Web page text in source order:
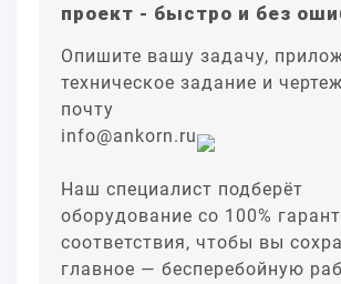
проект - быстро и без
Опишите вашу задачу,
техническое задание и
почту
info@ankorn.ru
Наш специалист подберёт
оборудование со 100%
соответствия, чтобы вы
главное — бесперебойную